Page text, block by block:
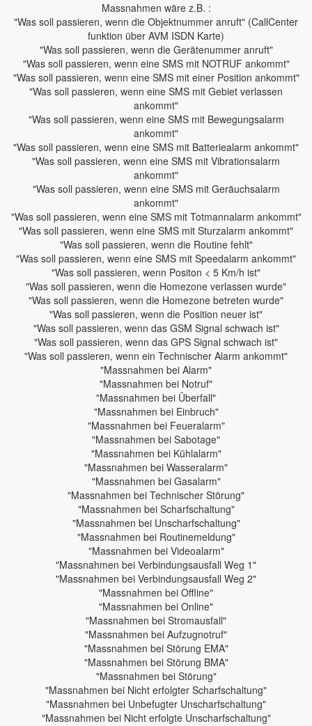
Massnahmen wäre z.B. :
"Was soll passieren, wenn die Objektnummer anruft" (CallCenter
funktion über AVM ISDN Karte)
"Was soll passieren, wenn die Gerätenummer anruft"
"Was soll passieren, wenn eine SMS mit NOTRUF ankommt"
"Was soll passieren, wenn eine SMS mit einer Position ankommt"
"Was soll passieren, wenn eine SMS mit Gebiet verlassen
ankommt"
"Was soll passieren, wenn eine SMS mit Bewegungsalarm
ankommt"
"Was soll passieren, wenn eine SMS mit Batteriealarm ankommt"
"Was soll passieren, wenn eine SMS mit Vibrationsalarm
ankommt"
"Was soll passieren, wenn eine SMS mit Geräuchsalarm
ankommt"
"Was soll passieren, wenn eine SMS mit Totmannalarm ankommt"
"Was soll passieren, wenn eine SMS mit Sturzalarm ankommt"
"Was soll passieren, wenn die Routine fehlt"
"Was soll passieren, wenn eine SMS mit Speedalarm ankommt"
"Was soll passieren, wenn Positon < 5 Km/h ist"
"Was soll passieren, wenn die Homezone verlassen wurde"
"Was soll passieren, wenn die Homezone betreten wurde"
"Was soll passieren, wenn die Position neuer ist"
"Was soll passieren, wenn das GSM Signal schwach ist"
"Was soll passieren, wenn das GPS Signal schwach ist"
"Was soll passieren, wenn ein Technischer Alarm ankommt"
"Massnahmen bei Alarm"
"Massnahmen bei Notruf"
"Massnahmen bei Überfall"
"Massnahmen bei Einbruch"
"Massnahmen bei Feueralarm"
"Massnahmen bei Sabotage"
"Massnahmen bei Kühlalarm"
"Massnahmen bei Wasseralarm"
"Massnahmen bei Gasalarm"
"Massnahmen bei Technischer Störung"
"Massnahmen bei Scharfschaltung"
"Massnahmen bei Unscharfschaltung"
"Massnahmen bei Routinemeldung"
"Massnahmen bei Videoalarm"
"Massnahmen bei Verbindungsausfall Weg 1"
"Massnahmen bei Verbindungsausfall Weg 2"
"Massnahmen bei Offline"
"Massnahmen bei Online"
"Massnahmen bei Stromausfall"
"Massnahmen bei Aufzugnotruf"
"Massnahmen bei Störung EMA"
"Massnahmen bei Störung BMA"
"Massnahmen bei Störung"
"Massnahmen bei Nicht erfolgter Scharfschaltung"
"Massnahmen bei Unbefugter Unscharfschaltung"
"Massnahmen bei Nicht erfolgte Unscharfschaltung"